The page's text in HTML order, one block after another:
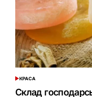
ОПУБЛІКУВАТИ
КРАСА
Склад